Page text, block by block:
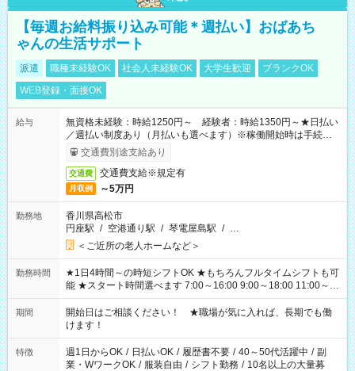
【毎週お給料振り込み可能＊週払い】おばあち
ゃんの生活サポート
派遣 職種未経験OK 社会人未経験OK 大学生歓迎
ブランクOK
WEB登録・面接OK
給与
無資格未経験：時給1250円～ 経験者：時給1350円～★日払い
／週払い制度あり（月払いも選べます）※稼働開始時は手続き完
了次第のお支払いとなります。
交通費別途支給あり
交通費 交通費支給※規定有
月収例 ～5万円
勤務地
香川県高松市
円座駅 / 空港通り駅 / 琴電屋島駅 / …
＜ご近所の老人ホームなど＞
勤務時間
★1日4時間～の時短シフトOK ★もちろんフルタイムシフトも可
能 ★スタート時間選べます 7:00～16:00 9:00～18:00 11:00～
20:00 など 残業なし！ ※Wワークの場合、他のお仕事と合わせ
週40時間超の就業はご案内できません ※法令に基づき、週20時
間以上勤務は社会保険への加入対象となります ※労働者派遣法
（日雇い派遣の原則禁止）により、短時間・短期間の就業はご
案内が難しい場合があります
期間
開始日はご相談ください！ ★職場が気に入れば、長期でも働
けます！
特徴 週1日からOK / 日払いOK / 履歴書不要 / 40～50代活躍中 / 副
業・WワークOK / 服装自由 / シフト勤務 / 10名以上の大量募